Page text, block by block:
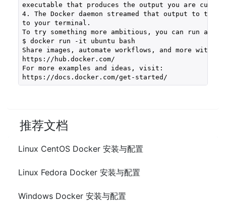
executable that produces the output you are
4. The Docker daemon streamed that output to
to your terminal.
To try something more ambitious, you can run an
$ docker run -it ubuntu bash
Share images, automate workflows, and more with
https://hub.docker.com/
For more examples and ideas, visit:
https://docs.docker.com/get-started/
推荐文档
Linux CentOS Docker 安装与配置
Linux Fedora Docker 安装与配置
Windows Docker 安装与配置